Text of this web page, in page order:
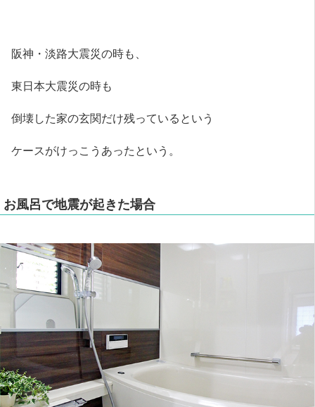
阪神・淡路大震災の時も、
東日本大震災の時も
倒壊した家の玄関だけ残っているという
ケースがけっこうあったという。
お風呂で地震が起きた場合